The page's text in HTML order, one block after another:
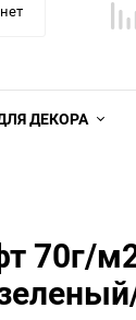
ДЕКОРА
70г/